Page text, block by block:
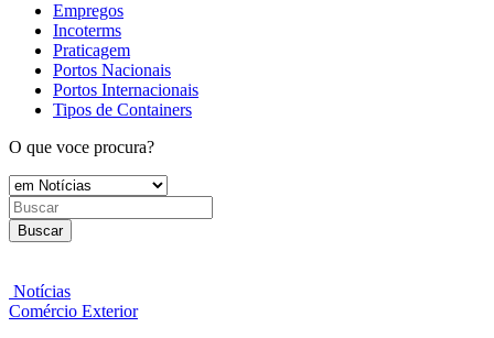
Empregos
Incoterms
Praticagem
Portos Nacionais
Portos Internacionais
Tipos de Containers
O que voce procura?
Buscar
Notícias
Comércio Exterior